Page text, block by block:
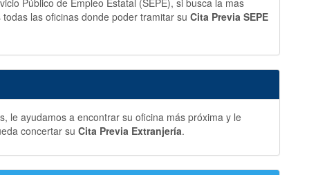
las oficinas donde poder tramitar su Cita Previa SEPE
le ayudamos a encontrar su oficina más próxima y le
concertar su Cita Previa Extranjería.